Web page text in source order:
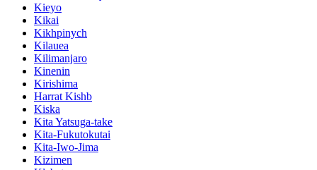
Kieyo
Kikai
Kikhpinych
Kilauea
Kilimanjaro
Kinenin
Kirishima
Harrat Kishb
Kiska
Kita Yatsuga-take
Kita-Fukutokutai
Kita-Iwo-Jima
Kizimen